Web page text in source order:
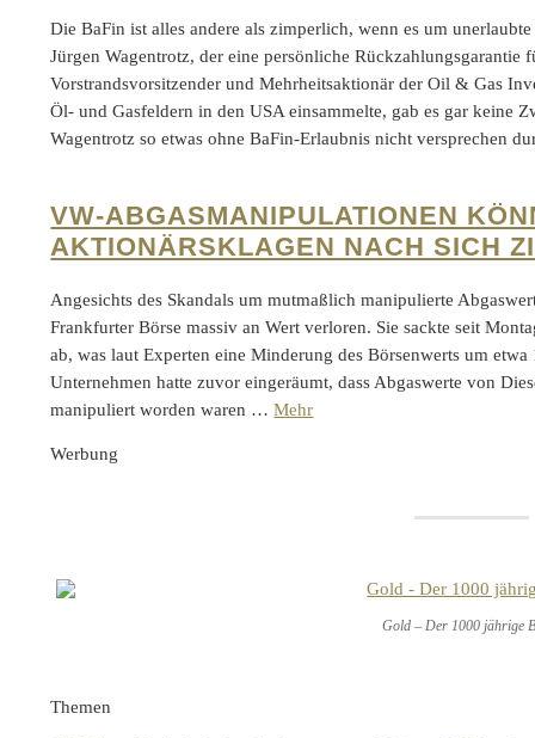
Die BaFin ist alles andere als zimperlich, wenn es um
Jürgen Wagentrotz, der eine persönliche Rückzahlungsgarantie
Vorstrandsvorsitzender und Mehrheitsaktionär der Oil & Gas
Öl- und Gasfeldern in den USA einsammelte, gab es gar keine
Wagentrotz so etwas ohne BaFin-Erlaubnis nicht versprechen
VW-ABGASMANIPULATIONEN
AKTIONÄRSKLAGEN NACH SICH
Angesichts des Skandals um mutmaßlich manipulierte
Frankfurter Börse massiv an Wert verloren. Sie sackte seit
ab, was laut Experten eine Minderung des Börsenwerts um
Unternehmen hatte zuvor eingeräumt, dass Abgaswerte von
manipuliert worden waren …Mehr
Werbung
Gold – Der 1000 jährige
Themen